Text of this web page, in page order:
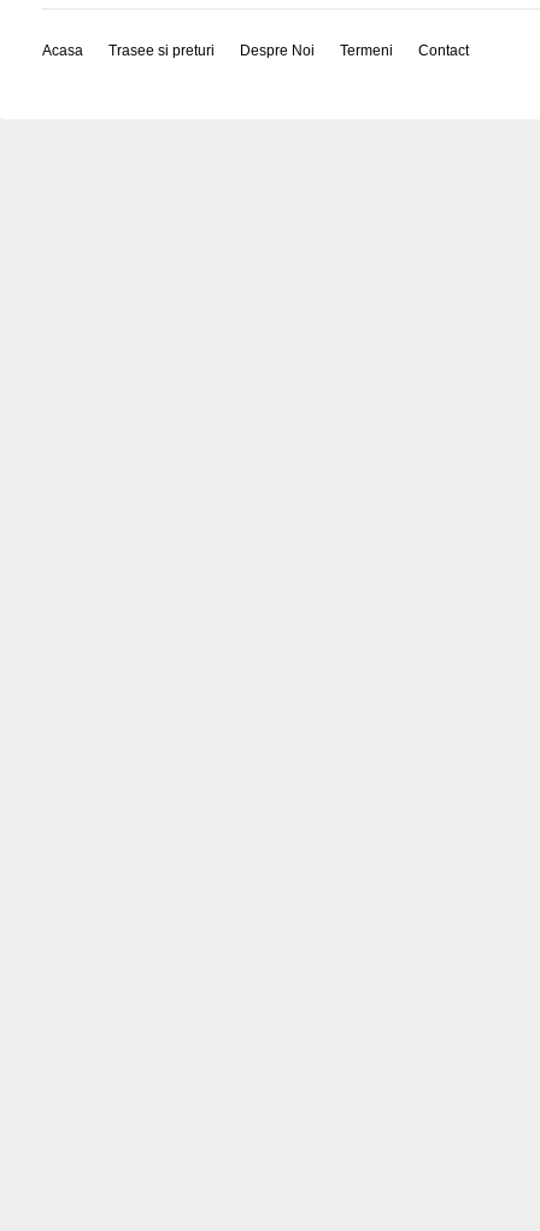
Acasa Trasee si preturi Despre Noi Termeni Contact